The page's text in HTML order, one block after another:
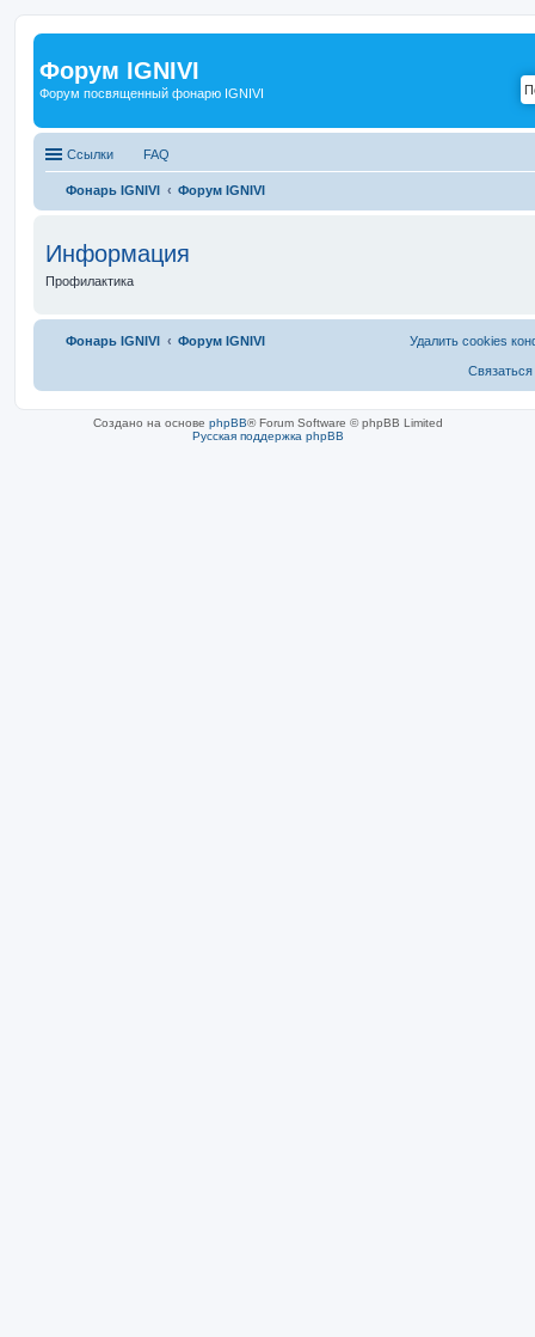
Форум IGNIVI
Форум посвященный фонарю IGNIVI
Ссылки FAQ
Фонарь IGNIVI Форум IGNIVI
Информация
Профилактика
Фонарь IGNIVI Форум IGNIVI Удалить cookies
Создано на основе phpBB® Forum Software © phpBB Limited
Русская поддержка phpBB